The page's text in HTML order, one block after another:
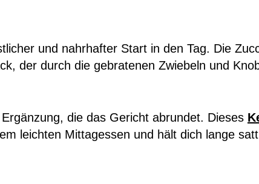
und nahrhafter Start in den Tag. Die
der durch die gebratenen Zwiebeln und
die das Gericht abrundet. Dieses
leichten Mittagessen und hält dich lange